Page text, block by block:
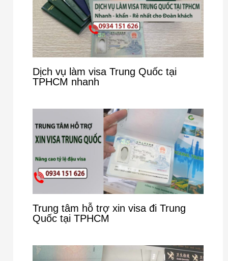
Dịch vụ làm visa Trung Quốc tại
TPHCM nhanh
Trung tâm hỗ trợ xin visa đi Trung
Quốc tại TPHCM